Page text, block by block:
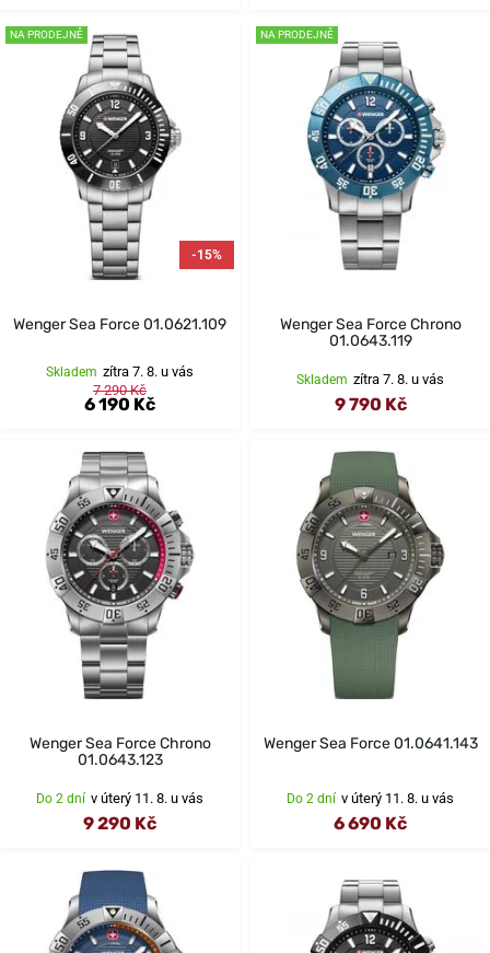
NA PRODEJNĚ
-15%
Wenger Sea Force 01.0621.109
Skladem zítra 7. 8. u vás
7 290 Kč
6 190 Kč
NA PRODEJNĚ
Wenger Sea Force Chrono
01.0643.119
Skladem zítra 7. 8. u vás
9 790 Kč
Wenger Sea Force Chrono
01.0643.123
Do 2 dní v úterý 11. 8. u vás
9 290 Kč
Wenger Sea Force 01.0641.143
Do 2 dní v úterý 11. 8. u vás
6 690 Kč